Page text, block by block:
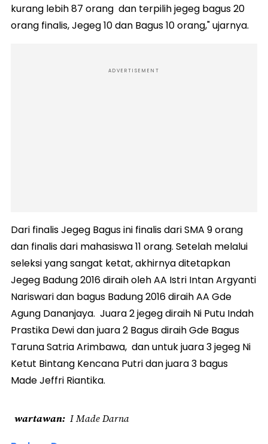
kurang lebih 87 orang dan terpilih jegeg bagus 20
orang finalis, Jegeg 10 dan Bagus 10 orang," ujarnya.
ADVERTISEMENT
Dari finalis Jegeg Bagus ini finalis dari SMA 9 orang
dan finalis dari mahasiswa 11 orang. Setelah melalui
seleksi yang sangat ketat, akhirnya ditetapkan
Jegeg Badung 2016 diraih oleh AA Istri Intan Argyanti
Nariswari dan bagus Badung 2016 diraih AA Gde
Agung Dananjaya. Juara 2 jegeg diraih Ni Putu Indah
Prastika Dewi dan juara 2 Bagus diraih Gde Bagus
Taruna Satria Arimbawa, dan untuk juara 3 jegeg Ni
Ketut Bintang Kencana Putri dan juara 3 bagus
Made Jeffri Riantika.
wartawan I Made Darna